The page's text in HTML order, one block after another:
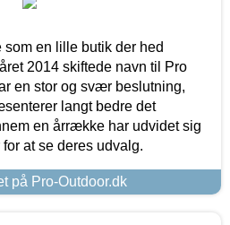
som en lille butik der hed
2014 skiftede navn til Pro
en stor og svær beslutning,
langt bedre det
en årrække har udvidet sig
at se deres udvalg.
på Pro-Outdoor.dk